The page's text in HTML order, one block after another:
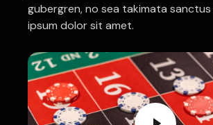
gubergren, no sea takimata
ipsum dolor sit amet.